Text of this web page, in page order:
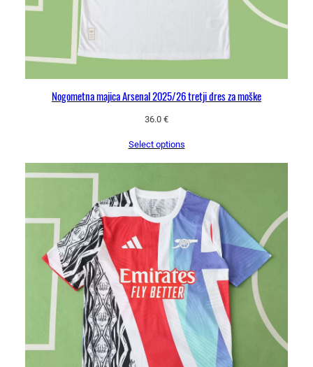
Nogometna majica Arsenal 2025/26 tretji dres za moške
36.0 €
Select options